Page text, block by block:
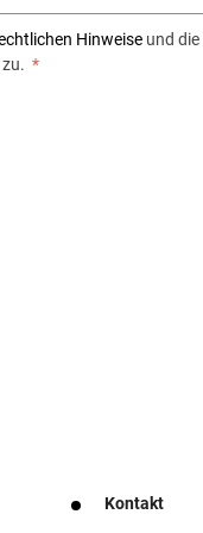
Hinweise und die
*
Kontakt